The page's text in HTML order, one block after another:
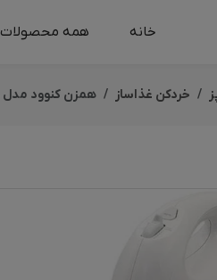
خانه همه محصولات
خردکن غذاساز همزن کنوود مدل HM430